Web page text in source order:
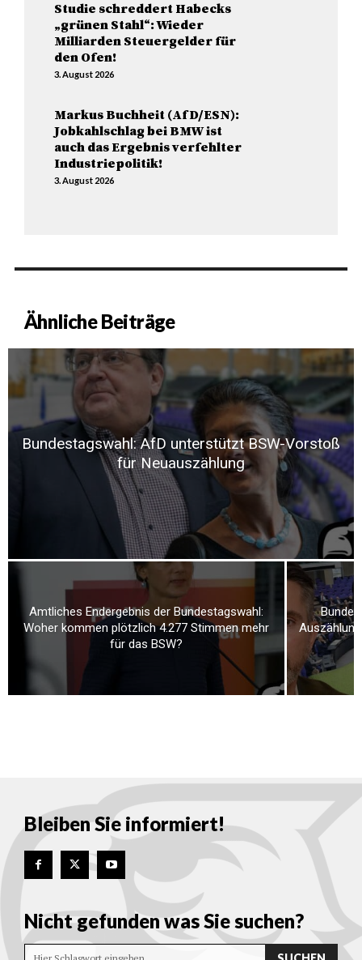
Studie schreddert Habecks
„grünen Stahl“: Wieder
Milliarden Steuergelder für
den Ofen!
3. August 2026
Markus Buchheit (AfD/ESN):
Jobkahlschlag bei BMW ist
auch das Ergebnis verfehlter
Industriepolitik!
3. August 2026
Ähnliche Beiträge
Bundestagswahl: AfD unterstützt BSW-Vorstoß
für Neuauszählung
Amtliches Endergebnis der Bundestagswahl:
Woher kommen plötzlich 4.277 Stimmen mehr
für das BSW?
Bleiben Sie informiert!
Nicht gefunden was Sie suchen?